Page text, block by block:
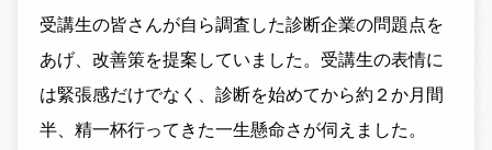
受講生の皆さんが自ら調査した診断企業の問題点を
あげ、改善策を提案していました。受講生の表情に
は緊張感だけでなく、診断を始めてから約２か月間
半、精一杯行ってきた一生懸命さが伺えました。